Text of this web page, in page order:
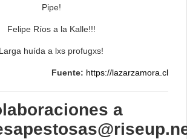
Pipe!
Felipe Ríos a la Kalle!!!
Larga huída a lxs profugxs!
Fuente: https://lazarzamora.cl
a